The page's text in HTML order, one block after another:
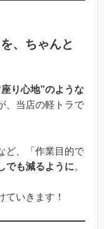
、ちゃんと
り心地”のような
、当店の軽トラで
ど、「作業目的で
でも減るように。
ていきます！